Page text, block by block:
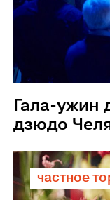
Гала-ужин
дзюдо
частное